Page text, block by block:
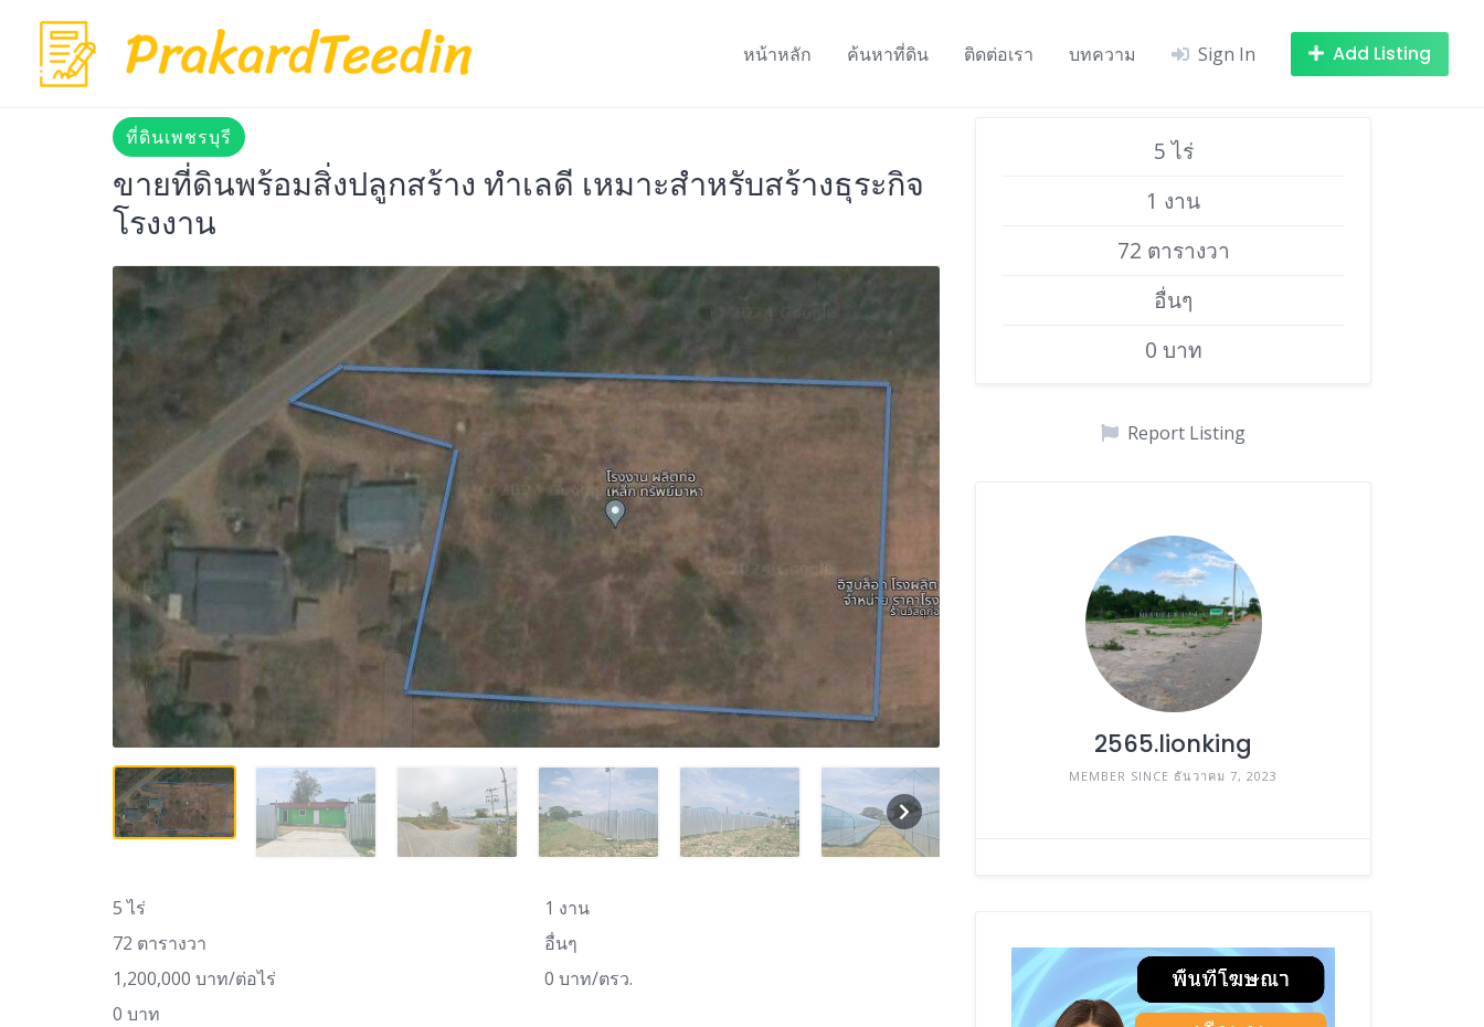
content
หน้าหลัก ค้นหาที่ดิน ติดต่อเรา บทความ Sign In Add Listing
ที่ดินเพชรบุรี
ขายที่ดินพร้อมสิ่งปลูกสร้าง ทำเลดี เหมาะสำหรับสร้างธุระกิจ
โรงงาน
5 ไร่
1 งาน
72 ตารางวา
อื่นๆ
1,200,000 บาท/ต่อไร่
0 บาท/ตรว.
0 บาท
5 ไร่
1 งาน
72 ตารางวา
อื่นๆ
0 บาท
Report Listing
2565.lionking
MEMBER SINCE ธันวาคม 7, 2023